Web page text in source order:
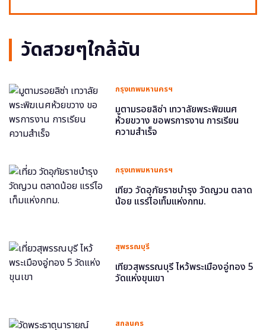
วัดสวยๆใกล้ฉัน
กรุงเทพมหานครฯ
มูตามรอยลิซ่า เทวาลัยพระพิฆเนศ
ห้วยขวาง ขอพรการงาน การเรียน
ความสำเร็จ
กรุงเทพมหานครฯ
เที่ยว วัดอุภัยราชบำรุง วัดญวน ตลาด
น้อย แรร์ไอเท็มแห่งกทม.
สุพรรณบุรี
เที่ยวสุพรรณบุรี ไหว้พระเมืองอู่ทอง 5
วัดแห่งขุนเขา
สกลนคร